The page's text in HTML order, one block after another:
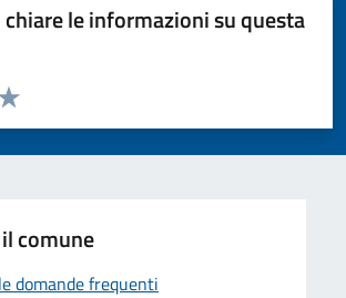
le informazioni su questa
la pagina
5 stelle su 5
4 stelle su 5
su 5
su 5
5
comune
domande frequenti